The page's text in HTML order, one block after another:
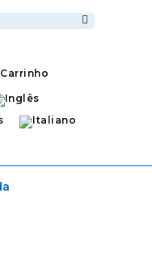
Carrinho